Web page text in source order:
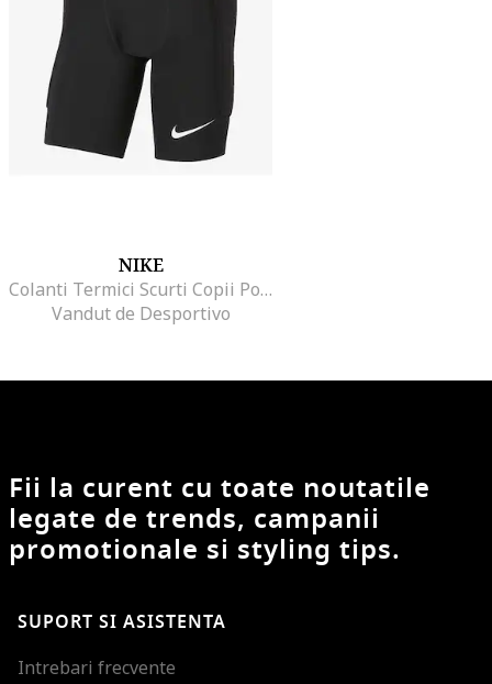
NIKE
Colanti Termici Scurti Copii Portar Negru, Marime XL
Vandut de Desportivo
Fii la curent cu toate noutatile
legate de trends, campanii
promotionale si styling tips.
SUPORT SI ASISTENTA
Intrebari frecvente